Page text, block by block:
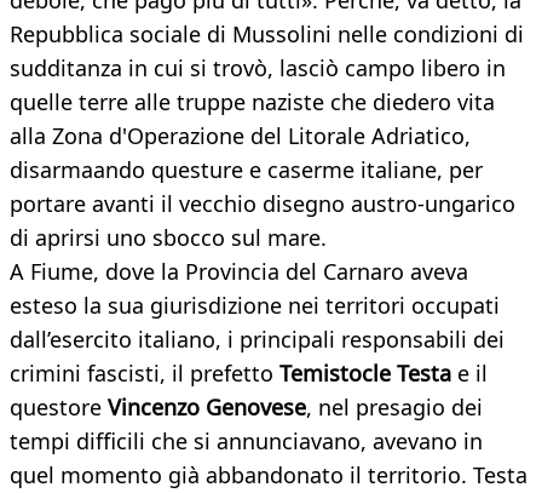
Repubblica sociale di Mussolini nelle condizioni di
sudditanza in cui si trovò, lasciò campo libero in
quelle terre alle truppe naziste che diedero vita
alla Zona d'Operazione del Litorale Adriatico,
disarmaando questure e caserme italiane, per
portare avanti il vecchio disegno austro-ungarico
di aprirsi uno sbocco sul mare.
A Fiume, dove la Provincia del Carnaro aveva
esteso la sua giurisdizione nei territori occupati
dall’esercito italiano, i principali responsabili dei
crimini fascisti, il prefetto Temistocle Testa e il
questore Vincenzo Genovese, nel presagio dei
tempi difficili che si annunciavano, avevano in
quel momento già abbandonato il territorio. Testa